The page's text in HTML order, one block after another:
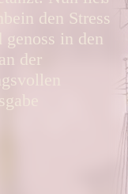
den Stress
genoss in den
der